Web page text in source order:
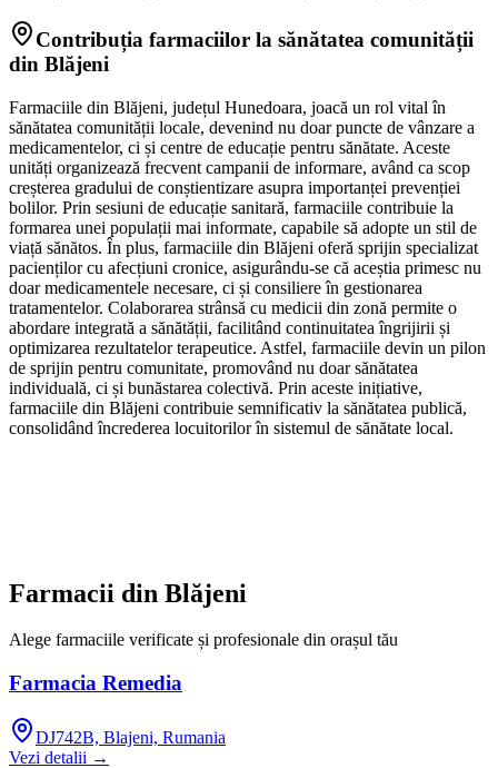
Contribuția farmaciilor la sănătatea comunității
din Blăjeni
Farmaciile din Blăjeni, județul Hunedoara, joacă un rol vital în
sănătatea comunității locale, devenind nu doar puncte de vânzare a
medicamentelor, ci și centre de educație pentru sănătate. Aceste
unități organizează frecvent campanii de informare, având ca scop
creșterea gradului de conștientizare asupra importanței prevenției
bolilor. Prin sesiuni de educație sanitară, farmaciile contribuie la
formarea unei populații mai informate, capabile să adopte un stil de
viață sănătos. În plus, farmaciile din Blăjeni oferă sprijin specializat
pacienților cu afecțiuni cronice, asigurându-se că aceștia primesc nu
doar medicamentele necesare, ci și consiliere în gestionarea
tratamentelor. Colaborarea strânsă cu medicii din zonă permite o
abordare integrată a sănătății, facilitând continuitatea îngrijirii și
optimizarea rezultatelor terapeutice. Astfel, farmaciile devin un pilon
de sprijin pentru comunitate, promovând nu doar sănătatea
individuală, ci și bunăstarea colectivă. Prin aceste inițiative,
farmaciile din Blăjeni contribuie semnificativ la sănătatea publică,
consolidând încrederea locuitorilor în sistemul de sănătate local.
Farmacii din Blăjeni
Alege farmaciile verificate și profesionale din orașul tău
Farmacia Remedia
DJ742B, Blajeni, Rumania
Vezi detalii →